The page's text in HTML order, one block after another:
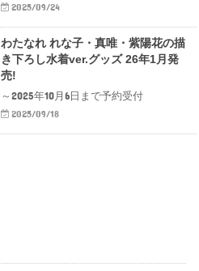
2025/09/24
わたなれ れな子・真唯・紫陽花の描
き下ろし水着ver.グッズ 26年1月発
売!
～2025年10月6日まで予約受付
2025/09/18